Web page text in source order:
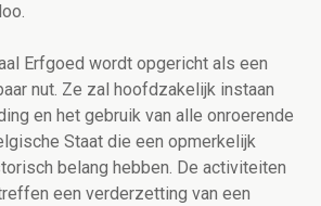
Erfgoed wordt opgericht als een
nut. Ze zal hoofdzakelijk instaan
en het gebruik van alle onroerende
Staat die een opmerkelijk
belang hebben. De activiteiten
een verderzetting van een